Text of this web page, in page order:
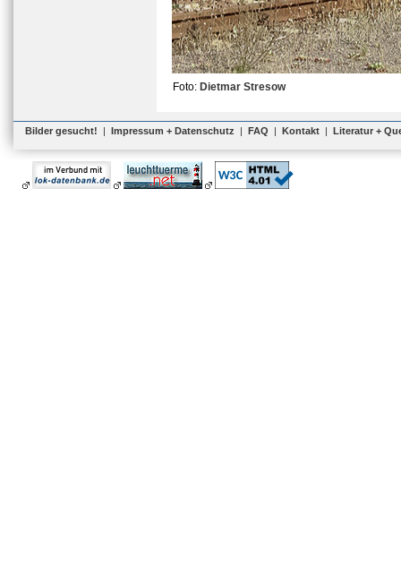
Foto: Dietmar Stresow
Bilder gesucht! | Impressum + Datenschutz | FAQ | Kontakt | Literatur +